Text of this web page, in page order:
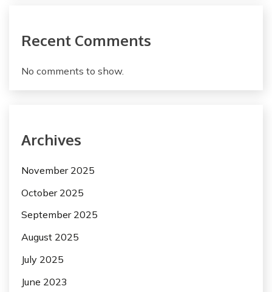
Recent Comments
No comments to show.
Archives
November 2025
October 2025
September 2025
August 2025
July 2025
June 2023